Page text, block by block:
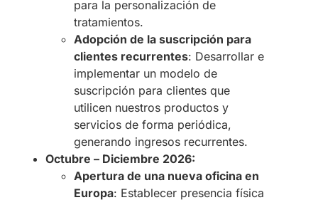
para la personalización de
tratamientos.
Adopción de la suscripción para
clientes recurrentes: Desarrollar e
implementar un modelo de
suscripción para clientes que
utilicen nuestros productos y
servicios de forma periódica,
generando ingresos recurrentes.
Octubre – Diciembre 2026:
Apertura de una nueva oficina en
Europa: Establecer presencia física